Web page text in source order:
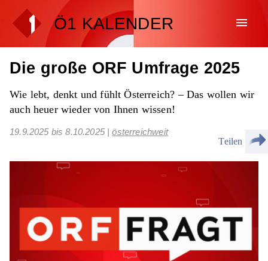
Ö1 KALENDER menu
Die große ORF Umfrage 2025
Wie lebt, denkt und fühlt Österreich? – Das wollen wir
auch heuer wieder von Ihnen wissen!
19.9.2025bis8.10.2025 |österreichweit
Teilen